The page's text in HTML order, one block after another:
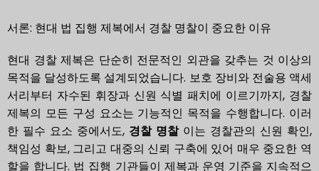
서론: 현대 법 집행 제복에서 경찰 명찰이 중요한 이유
현대 경찰 제복은 단순히 전문적인 외관을 갖추는 것 이상의
목적을 달성하도록 설계되었습니다. 보호 장비와 전술용 액세
서리부터 자수된 휘장과 신원 식별 패치에 이르기까지, 경찰
제복의 모든 구성 요소는 기능적인 목적을 수행합니다. 이러
한 필수 요소 중에서도, 경찰 명찰이는 경찰관의 신원 확인,
책임성 확보, 그리고 대중의 신뢰 구축에 있어 매우 중요한 역
할을 합니다. 법 집행 기관들이 제복과 운영 기준을 지속적으